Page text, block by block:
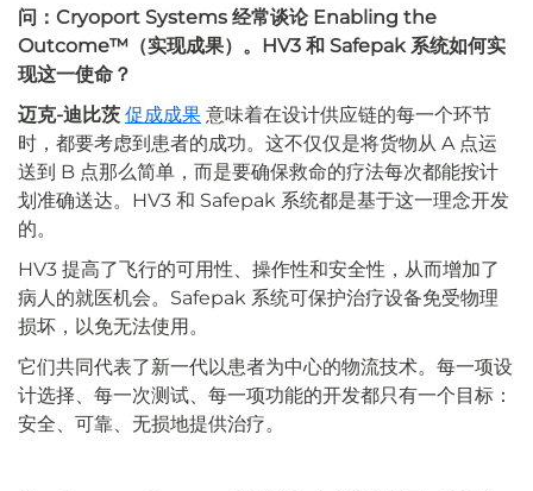
问：Cryoport Systems 经常谈论 Enabling the
Outcome™（实现成果）。HV3 和 Safepak 系统如何实
现这一使命？
迈克-迪比茨 促成成果 意味着在设计供应链的每一个环节
时，都要考虑到患者的成功。这不仅仅是将货物从 A 点运
送到 B 点那么简单，而是要确保救命的疗法每次都能按计
划准确送达。HV3 和 Safepak 系统都是基于这一理念开发
的。
HV3 提高了飞行的可用性、操作性和安全性，从而增加了
病人的就医机会。Safepak 系统可保护治疗设备免受物理
损坏，以免无法使用。
它们共同代表了新一代以患者为中心的物流技术。每一项设
计选择、每一次测试、每一项功能的开发都只有一个目标：
安全、可靠、无损地提供治疗。